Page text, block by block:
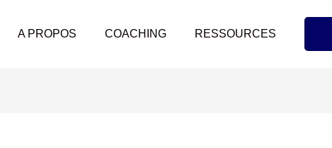
A PROPOS COACHING RESSOURCES